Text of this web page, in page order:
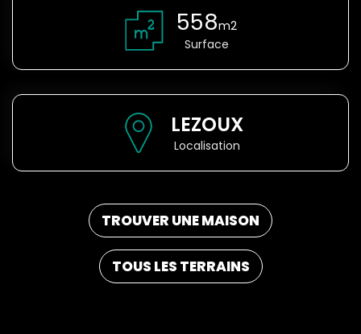
558m2
Surface
LEZOUX
Localisation
TROUVER UNE MAISON
TOUS LES TERRAINS